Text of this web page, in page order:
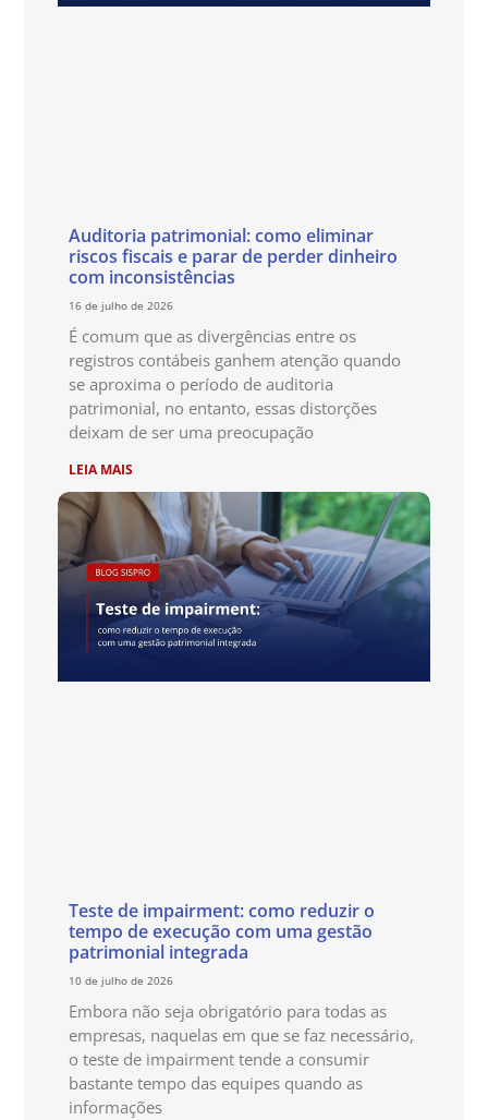
Auditoria patrimonial: como eliminar
riscos fiscais e parar de perder dinheiro
com inconsistências
16 de julho de 2026
É comum que as divergências entre os
registros contábeis ganhem atenção quando
se aproxima o período de auditoria
patrimonial, no entanto, essas distorções
deixam de ser uma preocupação
LEIA MAIS
Teste de impairment: como reduzir o
tempo de execução com uma gestão
patrimonial integrada
10 de julho de 2026
Embora não seja obrigatório para todas as
empresas, naquelas em que se faz necessário,
o teste de impairment tende a consumir
bastante tempo das equipes quando as
informações